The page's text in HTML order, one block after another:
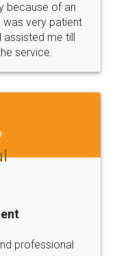
because of an
very patient
assisted me till
service.
professional